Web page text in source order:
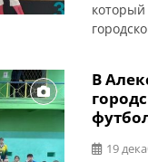
КДЮСШ
В
19